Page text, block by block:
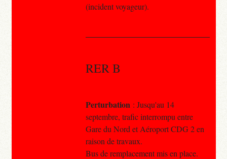
(incident voyageur).
RER B
Perturbation : Jusqu'au 14
septembre, trafic interrompu entre
Gare du Nord et Aéroport CDG 2 en
raison de travaux.
Bus de remplacement mis en place.